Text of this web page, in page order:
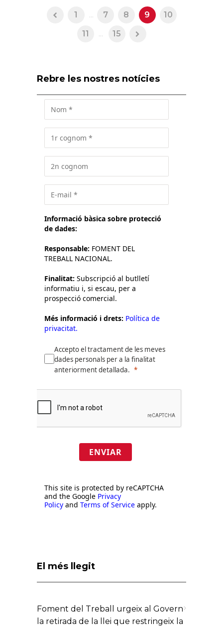
1 ... 7 8 9
10
11
... 15
Rebre les nostres notícies
Informació bàsica sobre protecció
de dades:
Responsable: FOMENT DEL
TREBALL NACIONAL.
Finalitat: Subscripció al butlletí
informatiu i, si escau, per a
prospecció comercial.
Més informació i drets: Política de
privacitat.
Accepto el tractament de les meves
dades personals per a la finalitat
anteriorment detallada.
ENVIAR
This site is protected by reCAPTCHA
and the Google Privacy
Policy and Terms of Service apply.
El més llegit
Foment del Treball urgeix al Govern
la retirada de la llei que restringeix la